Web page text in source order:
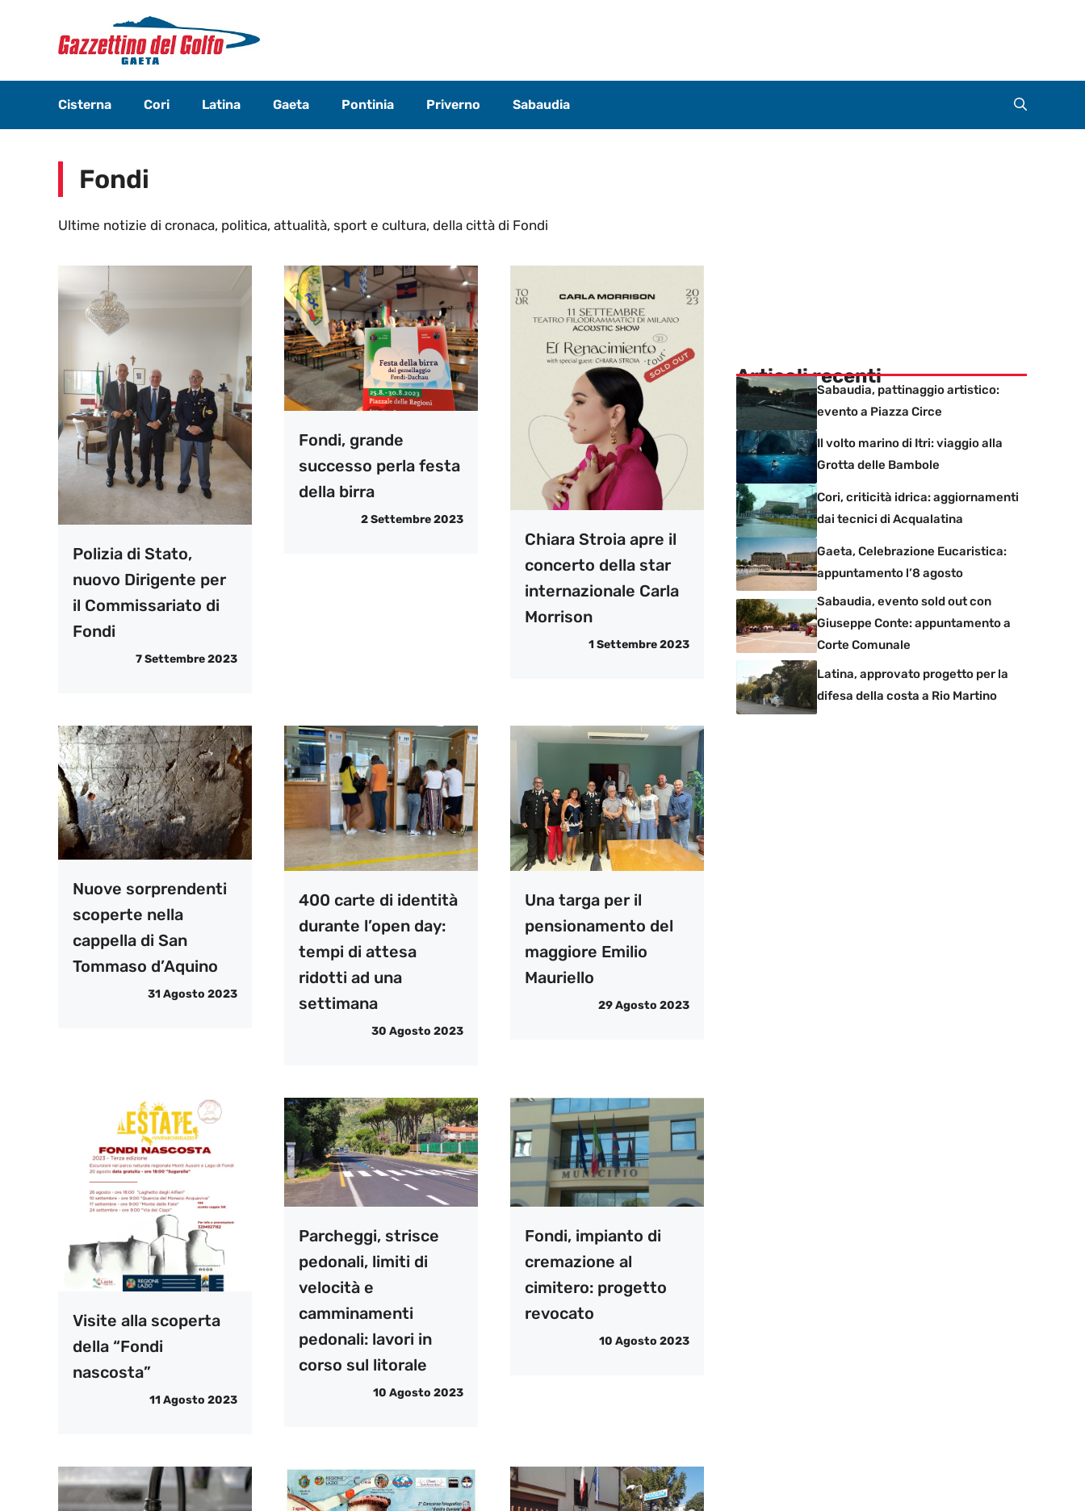
contenuto
Cisterna Cori Latina Gaeta Pontinia Priverno Sabaudia
Fondi
Ultime notizie di cronaca, politica, attualità, sport e cultura, della città di Fondi
Polizia di Stato,
nuovo Dirigente per
il Commissariato di
Fondi
7 Settembre 2023
Fondi, grande
successo perla festa
della birra
2 Settembre 2023
Chiara Stroia apre il
concerto della star
internazionale Carla
Morrison
1 Settembre 2023
Nuove sorprendenti
scoperte nella
cappella di San
Tommaso d’Aquino
31 Agosto 2023
400 carte di identità
durante l’open day:
tempi di attesa
ridotti ad una
settimana
30 Agosto 2023
Una targa per il
pensionamento del
maggiore Emilio
Mauriello
29 Agosto 2023
Visite alla scoperta
della “Fondi
nascosta”
11 Agosto 2023
Parcheggi, strisce
pedonali, limiti di
velocità e
camminamenti
pedonali: lavori in
corso sul litorale
10 Agosto 2023
Fondi, impianto di
cremazione al
cimitero: progetto
revocato
10 Agosto 2023
Articoli recenti
Sabaudia, pattinaggio artistico:
evento a Piazza Circe
Il volto marino di Itri: viaggio alla
Grotta delle Bambole
Cori, criticità idrica: aggiornamenti
dai tecnici di Acqualatina
Gaeta, Celebrazione Eucaristica:
appuntamento l’8 agosto
Sabaudia, evento sold out con
Giuseppe Conte: appuntamento a
Corte Comunale
Latina, approvato progetto per la
difesa della costa a Rio Martino